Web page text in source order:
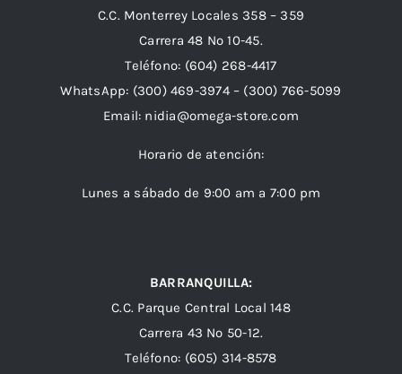
C.C. Monterrey Locales 358 – 359
Carrera 48 Nº 10-45.
Teléfono: (604) 268-4417
WhatsApp: (300) 469-3974 – (300) 766-5099
Email: nidia@omega-store.com
Horario de atención:
Lunes a sábado de 9:00 am a 7:00 pm
BARRANQUILLA:
C.C. Parque Central Local 148
Carrera 43 Nº 50-12.
Teléfono: (605) 314-8578